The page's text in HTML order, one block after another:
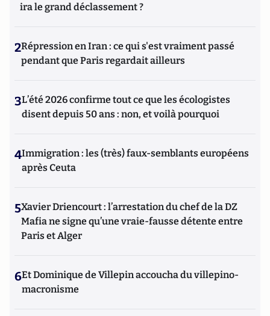
ira le grand déclassement ?
2Répression en Iran : ce qui s'est vraiment passé
pendant que Paris regardait ailleurs
3L’été 2026 confirme tout ce que les écologistes
disent depuis 50 ans : non, et voilà pourquoi
4Immigration : les (très) faux-semblants européens
après Ceuta
5Xavier Driencourt : l’arrestation du chef de la DZ
Mafia ne signe qu’une vraie-fausse détente entre
Paris et Alger
6Et Dominique de Villepin accoucha du villepino-
macronisme